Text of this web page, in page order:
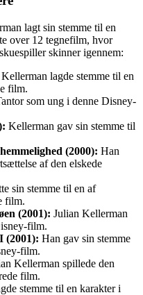
lagt sin stemme til en
over 12 tegnefilm, hvor
skinner igennem:
lagde stemme til en
film.
som ung i denne Disney-
Kellerman gav sin stemme til
(2000): Han
af den elskede
sin stemme til en af
film.
(2001): Julian Kellerman
film.
(2001): Han gav sin stemme
film.
Kellerman spillede den
film.
stemme til en karakter i